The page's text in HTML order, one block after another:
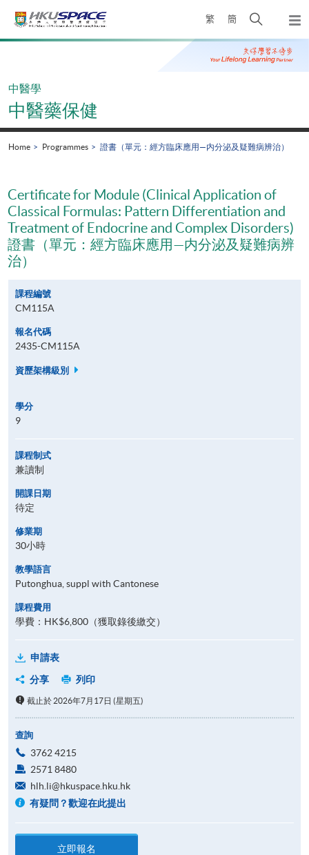
繁 簡
Open
search
panel
Main
中醫學
中醫藥保健
Home Programmes 證書（單元：經方臨床應用—内分泌及疑難病辨治）
Certificate for Module (Clinical Application of
Classical Formulas: Pattern Differentiation and
Treatment of Endocrine and Complex Disorders)
證書（單元：經方臨床應用—内分泌及疑難病辨
治）
課程編號
CM115A
報名代碼
2435-CM115A
資歷架構級別
學分
9
課程制式
兼讀制
開課日期
待定
修業期
30小時
教學語言
Putonghua, suppl with Cantonese
課程費用
學費：HK$6,800（獲取錄後繳交）
申請表
分享
列印
截止於 2026年7月17日 (星期五)
查詢
3762 4215
2571 8480
hlh.li@hkuspace.hku.hk
有疑問？歡迎在此提出
立即報名